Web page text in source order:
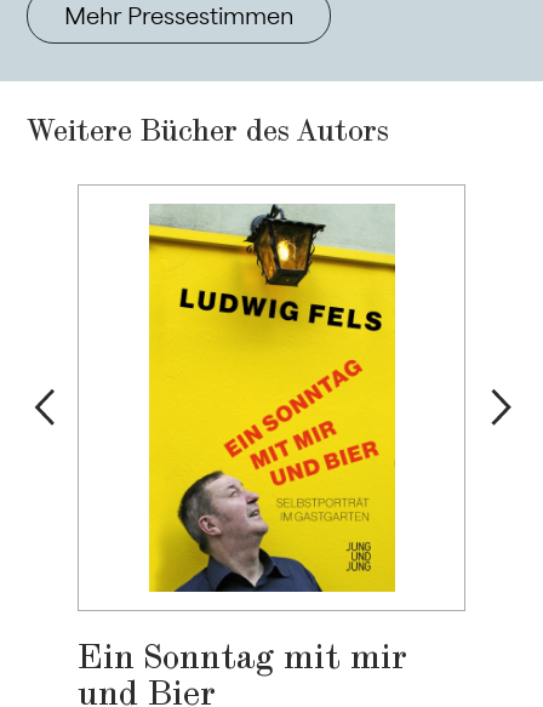
Mehr Pressestimmen
Weitere Bücher des Autors
Ein Sonntag mit mir
und Bier